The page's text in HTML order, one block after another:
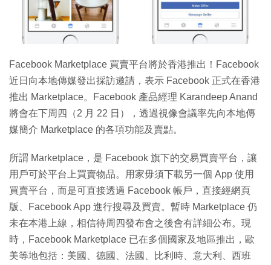
Facebook Marketplace 買賣平台將於香港推出！Facebook
近日向本地傳媒發出採訪邀請，表示 Facebook 正式在香港
推出 Marketplace。Facebook 產品經理 Karandeep Anand
將會在下周四（2 月 22 日），透過視像會議率先向本地傳
媒簡介 Marketplace 的各項功能及賣點。
所謂 Marketplace，是 Facebook 旗下的交易買賣平台，讓
用戶可於平台上買賣物品。用家毋須下載另一個 App 使用
買賣平台，而是可直接透過 Facebook 帳戶，直接經網頁
版、Facebook App 進行搜尋及買賣。暫時 Marketplace 仍
未在本港上線，相信待周四發布會之後會有詳細公布。現
時，Facebook Marketplace 已在多個國家及地區推出，歐
美等地包括：美國、德國、法國、比利時、意大利、西班